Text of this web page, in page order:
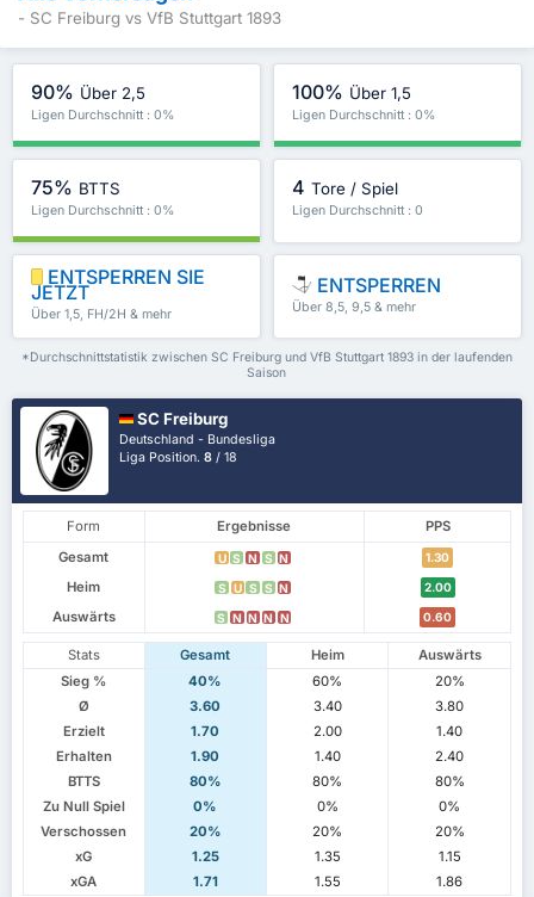
- SC Freiburg vs VfB Stuttgart 1893
90% Über 2,5
Ligen Durchschnitt : 0%
100% Über 1,5
Ligen Durchschnitt : 0%
75% BTTS
Ligen Durchschnitt : 0%
4 Tore / Spiel
Ligen Durchschnitt : 0
ENTSPERREN SIE
JETZT
Über 1,5, FH/2H & mehr
ENTSPERREN
Über 8,5, 9,5 & mehr
*Durchschnittstatistik zwischen SC Freiburg und VfB Stuttgart 1893 in der laufenden
Saison
SC Freiburg
Deutschland - Bundesliga
Liga Position.8 / 18
Form Ergebnisse
PPS
Gesamt
U S N S N 1.30
Heim S U S S N 2.00
Auswärts S N N N N 0.60
Stats Gesamt Heim
Auswärts
Sieg %
40% 60%
20%
Ø
3.60 3.40
3.80
Erzielt
1.70 2.00
1.40
Erhalten
1.90 1.40
2.40
BTTS
80% 80%
80%
Zu Null Spiel
0% 0%
0%
Verschossen
20% 20%
20%
xG
1.25 1.35
1.15
xGA
1.71 1.55 1.86